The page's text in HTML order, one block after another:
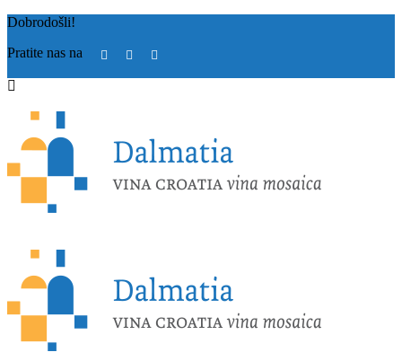
Dobrodošli!
Pratite nas na